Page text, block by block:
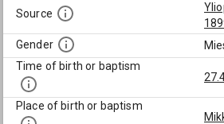
Source
Gender
Time of birth or baptism
Place of birth or baptism